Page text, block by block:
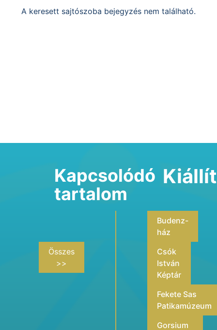
A keresett sajtószoba bejegyzés nem található.
Kapcsolódó
tartalom
Összes
>>
Budenz-
ház
Csók
István
Képtár
Fekete Sas
Patikamúzeum
Gorsium